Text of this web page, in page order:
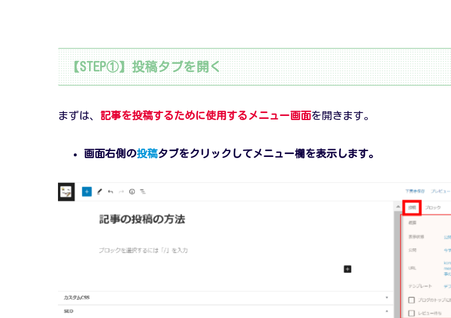
【STEP①】投稿タブを開く
まずは、 記事を投稿するために使用するメニュー画面を開きます。
画面右側の投稿タブをクリックしてメニュー欄を表示します。